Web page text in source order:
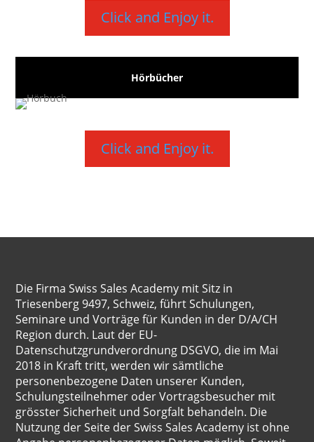
Click and Enjoy it.
Hörbücher
Click and Enjoy it.
Die Firma Swiss Sales Academy mit Sitz in
Triesenberg 9497, Schweiz, führt Schulungen,
Seminare und Vorträge für Kunden in der D/A/CH
Region durch. Laut der EU-
Datenschutzgrundverordnung DSGVO, die im Mai
2018 in Kraft tritt, werden wir sämtliche
personenbezogene Daten unserer Kunden,
Schulungsteilnehmer oder Vortragsbesucher mit
grösster Sicherheit und Sorgfalt behandeln. Die
Nutzung der Seite der Swiss Sales Academy ist ohne